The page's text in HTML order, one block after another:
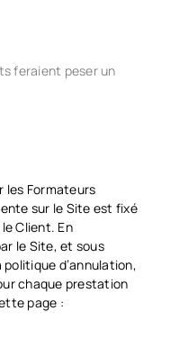
feraient peser un
les Formateurs
sur le Site est fixé
Client. En
le Site, et sous
d’annulation,
chaque prestation
page :